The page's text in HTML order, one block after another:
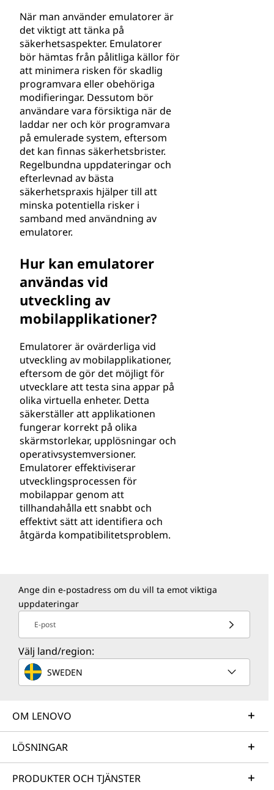
När man använder emulatorer är
det viktigt att tänka på
säkerhetsaspekter. Emulatorer
bör hämtas från pålitliga källor för
att minimera risken för skadlig
programvara eller obehöriga
modifieringar. Dessutom bör
användare vara försiktiga när de
laddar ner och kör programvara
på emulerade system, eftersom
det kan finnas säkerhetsbrister.
Regelbundna uppdateringar och
efterlevnad av bästa
säkerhetspraxis hjälper till att
minska potentiella risker i
samband med användning av
emulatorer.
Hur kan emulatorer
användas vid
utveckling av
mobilapplikationer?
Emulatorer är ovärderliga vid
utveckling av mobilapplikationer,
eftersom de gör det möjligt för
utvecklare att testa sina appar på
olika virtuella enheter. Detta
säkerställer att applikationen
fungerar korrekt på olika
skärmstorlekar, upplösningar och
operativsystemversioner.
Emulatorer effektiviserar
utvecklingsprocessen för
mobilappar genom att
tillhandahålla ett snabbt och
effektivt sätt att identifiera och
åtgärda kompatibilitetsproblem.
Ange din e-postadress om du vill ta emot viktiga
uppdateringar
E-post
Välj land/region:
SWEDEN
OM LENOVO
LÖSNINGAR
PRODUKTER OCH TJÄNSTER